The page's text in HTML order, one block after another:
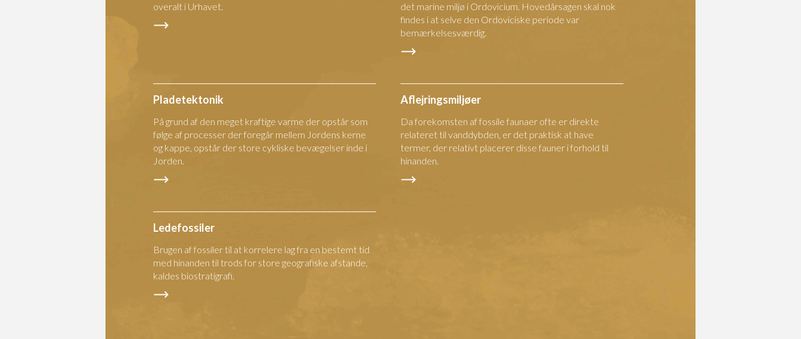
overalt i Urhavet.
det marine miljø i Ordovicium. Hovedårsagen skal nok
findes i at selve den Ordoviciske periode var
bemærkelsesværdig.
Pladetektonik
På grund af den meget kraftige varme der opstår som
følge af processer der foregår mellem Jordens kerne
og kappe, opstår der store cykliske bevægelser inde i
Jorden.
Aflejringsmiljøer
Da forekomsten af fossile faunaer ofte er direkte
relateret til vanddybden, er det praktisk at have
termer, der relativt placerer disse fauner i forhold til
hinanden.
Ledefossiler
Brugen af fossiler til at korrelere lag fra en bestemt tid
med hinanden til trods for store geografiske afstande,
kaldes biostratigrafi.